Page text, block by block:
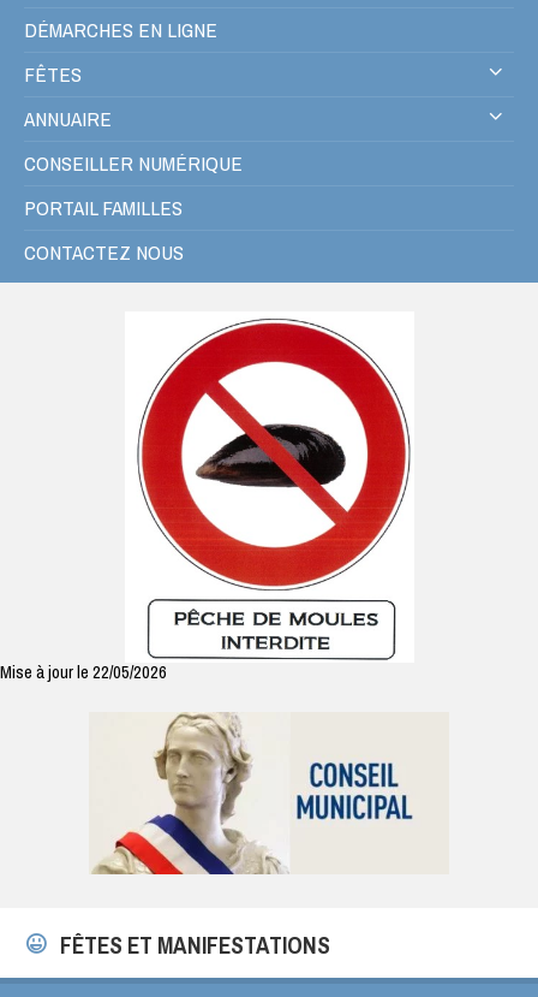
DÉMARCHES EN LIGNE
FÊTES
ANNUAIRE
CONSEILLER NUMÉRIQUE
PORTAIL FAMILLES
CONTACTEZ NOUS
Mise à jour le 22/05/2026
FÊTES ET MANIFESTATIONS